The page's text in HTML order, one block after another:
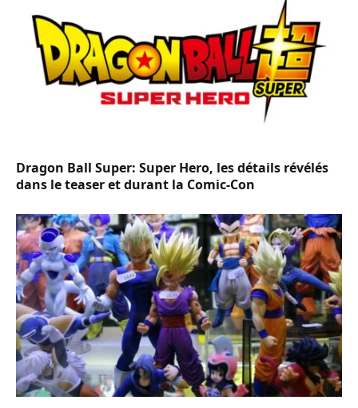
Dragon Ball Super: Super Hero, les détails révélés
dans le teaser et durant la Comic-Con